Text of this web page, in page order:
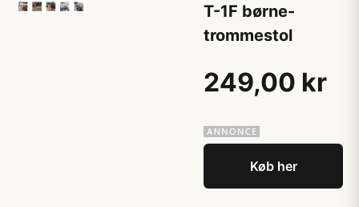
T-1F børne-
trommestol
249,00 kr
Køb her